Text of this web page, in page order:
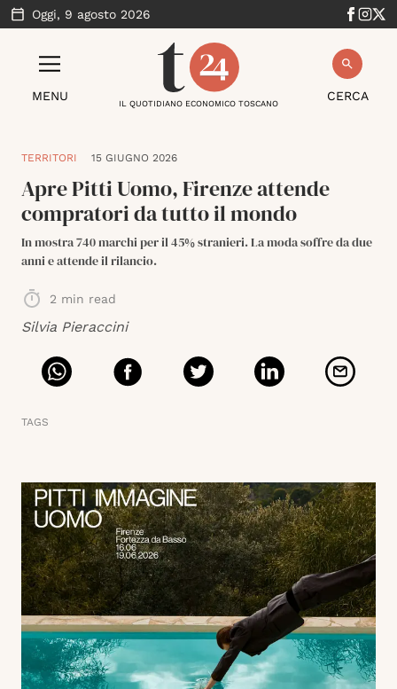
Oggi, 9 agosto 2026
MENU CERCA
IL QUOTIDIANO ECONOMICO TOSCANO
TERRITORI 15 GIUGNO 2026
Apre Pitti Uomo, Firenze attende
compratori da tutto il mondo
In mostra 740 marchi per il 45% stranieri. La moda soffre da due
anni e attende il rilancio.
2 min read
Silvia Pieraccini
TAGS